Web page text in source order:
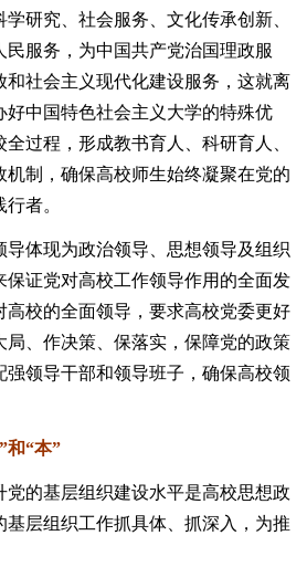
研究、社会服务、文化传承创新、
服务，为中国共产党治国理政服
社会主义现代化建设服务，这就离
中国特色社会主义大学的特殊优
过程，形成教书育人、科研育人、
制，确保高校师生始终凝聚在党的
者。
体现为政治领导、思想领导及组织
证党对高校工作领导作用的全面发
校的全面领导，要求高校党委更好
、作决策、保落实，保障党的政策
领导干部和领导班子，确保高校领
“本”
的基层组织建设水平是高校思想政
层组织工作抓具体、抓深入，为推